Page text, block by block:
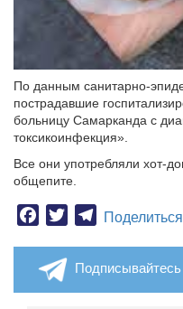
По данным санитарно-
пострадавшие
больницу Самарканда с
токсикоинфекция».
Все они употребляли хот-
общепите.
Facebook
TwitterTelegram
Поделиться